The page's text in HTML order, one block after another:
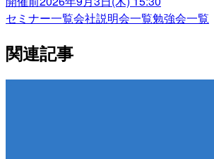
セミナー一覧会社説明会一覧勉強会一覧
関連記事